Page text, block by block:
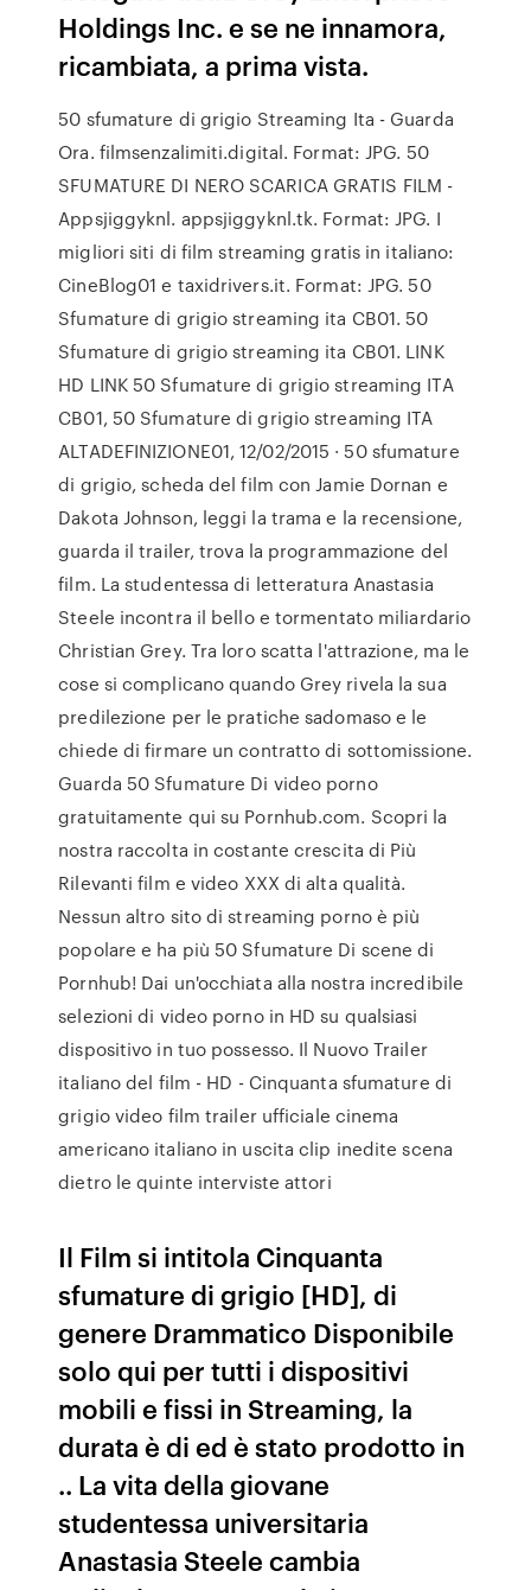
Holdings Inc. e se ne innamora,
ricambiata, a prima vista.
50 sfumature di grigio Streaming Ita - Guarda
Ora. filmsenzalimiti.digital. Format: JPG. 50
SFUMATURE DI NERO SCARICA GRATIS FILM -
Appsjiggyknl. appsjiggyknl.tk. Format: JPG. I
migliori siti di film streaming gratis in italiano:
CineBlog01 e taxidrivers.it. Format: JPG. 50
Sfumature di grigio streaming ita CB01. 50
Sfumature di grigio streaming ita CB01. LINK
HD LINK 50 Sfumature di grigio streaming ITA
CB01, 50 Sfumature di grigio streaming ITA
ALTADEFINIZIONE01, 12/02/2015 · 50 sfumature
di grigio, scheda del film con Jamie Dornan e
Dakota Johnson, leggi la trama e la recensione,
guarda il trailer, trova la programmazione del
film. La studentessa di letteratura Anastasia
Steele incontra il bello e tormentato miliardario
Christian Grey. Tra loro scatta l'attrazione, ma le
cose si complicano quando Grey rivela la sua
predilezione per le pratiche sadomaso e le
chiede di firmare un contratto di sottomissione.
Guarda 50 Sfumature Di video porno
gratuitamente qui su Pornhub.com. Scopri la
nostra raccolta in costante crescita di Più
Rilevanti film e video XXX di alta qualità.
Nessun altro sito di streaming porno è più
popolare e ha più 50 Sfumature Di scene di
Pornhub! Dai un'occhiata alla nostra incredibile
selezioni di video porno in HD su qualsiasi
dispositivo in tuo possesso. Il Nuovo Trailer
italiano del film - HD - Cinquanta sfumature di
grigio video film trailer ufficiale cinema
americano italiano in uscita clip inedite scena
dietro le quinte interviste attori
Il Film si intitola Cinquanta
sfumature di grigio [HD], di
genere Drammatico Disponibile
solo qui per tutti i dispositivi
mobili e fissi in Streaming, la
durata è di ed è stato prodotto in
.. La vita della giovane
studentessa universitaria
Anastasia Steele cambia